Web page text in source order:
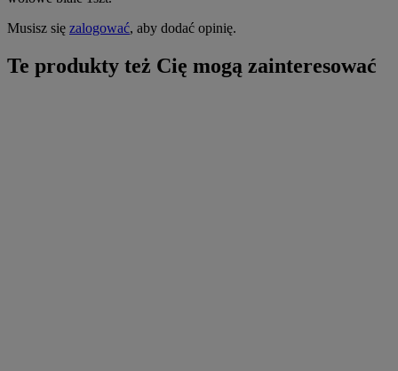
Musisz się zalogować, aby dodać opinię.
Te produkty też Cię mogą zainteresować